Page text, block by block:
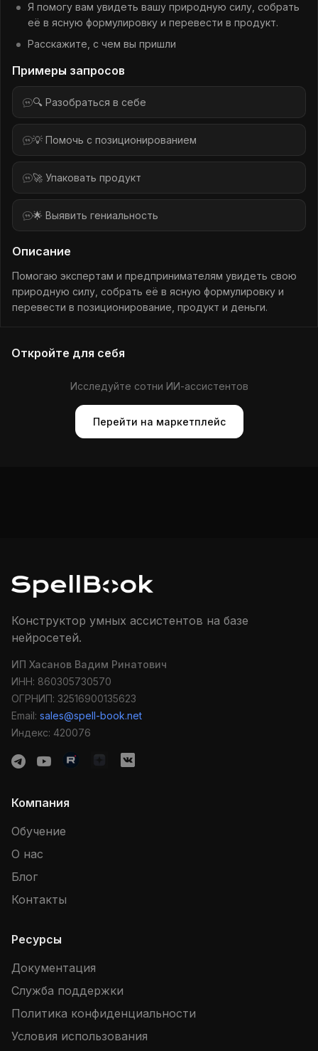
Я помогу вам увидеть вашу природную силу, собрать
её в ясную формулировку и перевести в продукт.
Расскажите, с чем вы пришли
Примеры запросов
🔍 Разобраться в себе
💡 Помочь с позиционированием
🚀 Упаковать продукт
🌟 Выявить гениальность
Описание
Помогаю экспертам и предпринимателям увидеть свою
природную силу, собрать её в ясную формулировку и
перевести в позиционирование, продукт и деньги.
Откройте для себя
Исследуйте сотни ИИ-ассистентов
Перейти на маркетплейс
Конструктор умных ассистентов на базе
нейросетей.
ИП Хасанов Вадим Ринатович
ИНН: 860305730570
ОГРНИП: 32516900135623
Email: sales@spell-book.net
Индекс: 420076
Компания
Обучение
О нас
Блог
Контакты
Ресурсы
Документация
Служба поддержки
Политика конфиденциальности
Условия использования